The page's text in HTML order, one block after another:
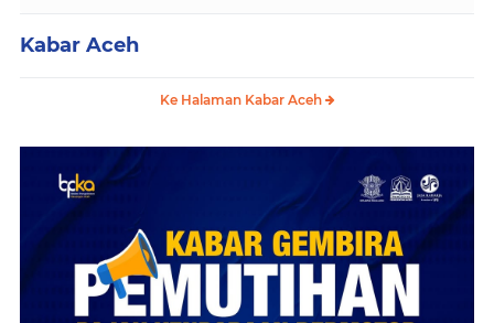
Kabar Aceh
Ke Halaman Kabar Aceh